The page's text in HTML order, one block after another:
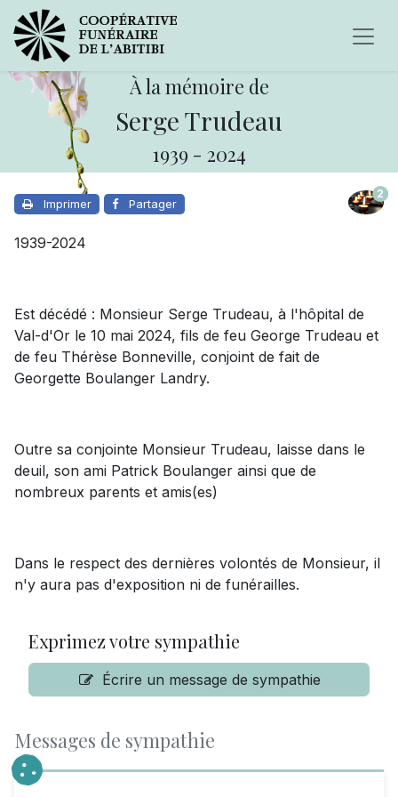
À la mémoire de
Serge Trudeau
1939 - 2024
Imprimer Partager
2
1939-2024
Est décédé : Monsieur Serge Trudeau, à l'hôpital de
Val-d'Or le 10 mai 2024, fils de feu George Trudeau et
de feu Thérèse Bonneville, conjoint de fait de
Georgette Boulanger Landry.
Outre sa conjointe Monsieur Trudeau, laisse dans le
deuil, son ami Patrick Boulanger ainsi que de
nombreux parents et amis(es)
Dans le respect des dernières volontés de Monsieur, il
n'y aura pas d'exposition ni de funérailles.
Exprimez votre sympathie
Écrire un message de sympathie
Messages de sympathie